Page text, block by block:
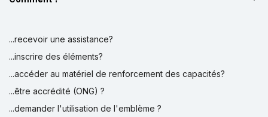
...recevoir une assistance?
...inscrire des éléments?
...accéder au matériel de renforcement des capacités?
...être accrédité (ONG) ?
...demander l'utilisation de l'emblème ?